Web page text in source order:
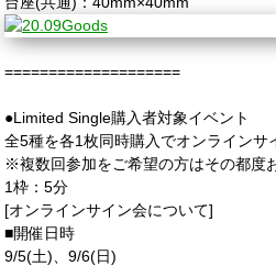
====================
●Limited Single購入者対象イベント
全5種を各1枚同時購入でオンラインサ
※複数回参加をご希望の方はその都度
1枠：5分
[オンラインサイン会について]
■開催日時
9/5(土) 9/6(日)